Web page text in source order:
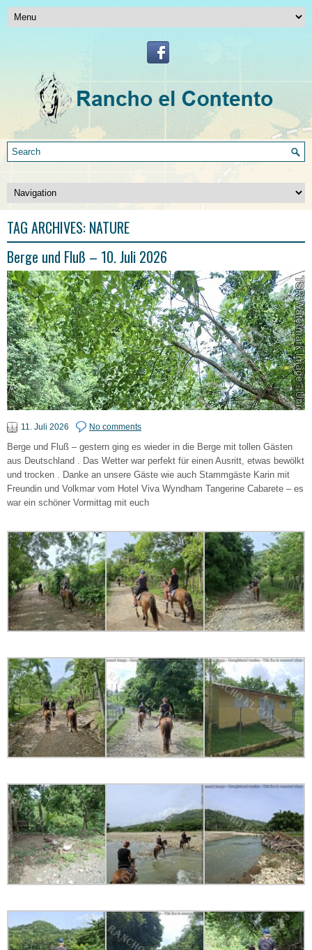
TAG ARCHIVES: NATURE
Berge und Fluß – 10. Juli 2026
11. Juli 2026 No comments
Berge und Fluß – gestern ging es wieder in die Berge mit tollen Gästen
aus Deutschland . Das Wetter war perfekt für einen Ausritt, etwas bewölkt
und trocken . Danke an unsere Gäste wie auch Stammgäste Karin mit
Freundin und Volkmar vom Hotel Viva Wyndham Tangerine Cabarete – es
war ein schöner Vormittag mit euch